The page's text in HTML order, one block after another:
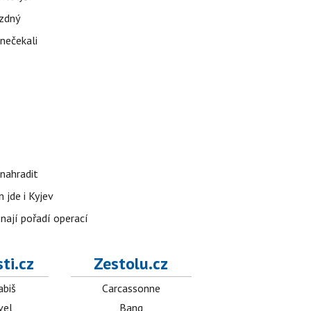
jde i Kyjev
pořadí operací
Zestolu.cz
Carcassonne
Bang